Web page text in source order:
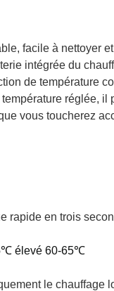
facile à nettoyer
intégrée du
de température
réglée,
vous toucherez
rapide en trois
élevé 60-65℃
le chauffage